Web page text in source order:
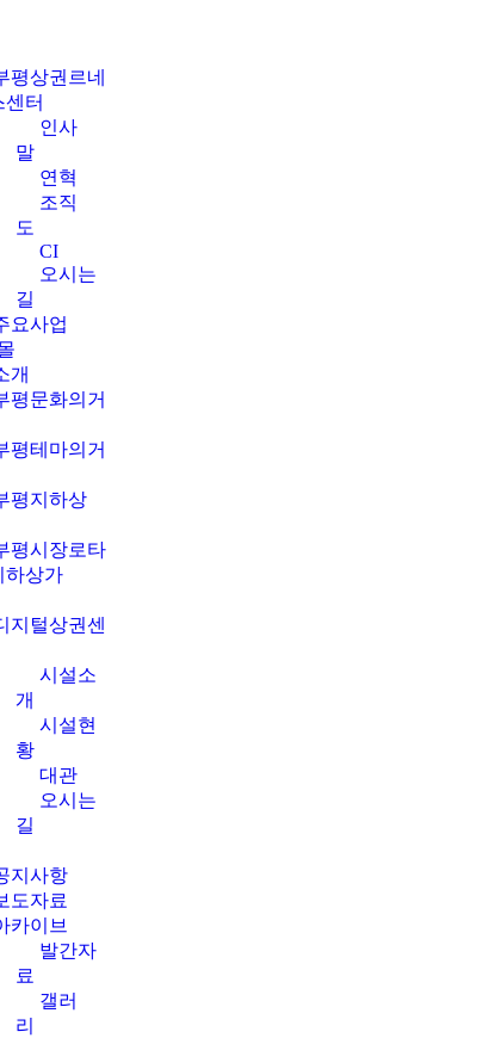
평상권르네
센터
인사
말
연혁
조직
도
CI
오시는
길
요사업
개
평문화의거
평테마의거
평지하상
평시장로타
하상가
지털상권센
시설소
개
시설현
황
대관
오시는
길
지사항
도자료
카이브
발간자
료
갤러
리